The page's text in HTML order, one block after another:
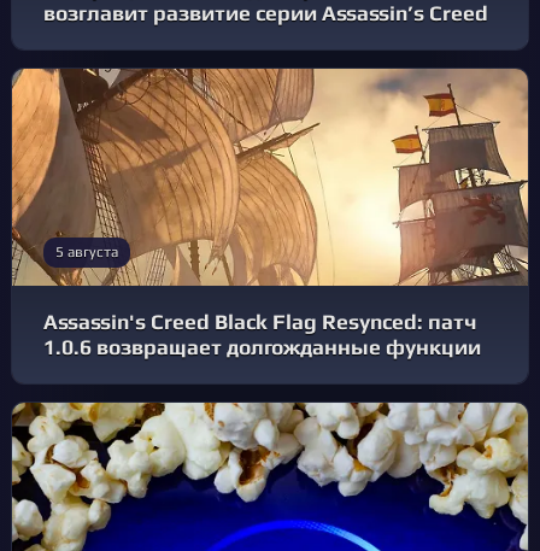
возглавит развитие серии Assassin’s Creed
5 августа
Assassin's Creed Black Flag Resynced: патч
1.0.6 возвращает долгожданные функции